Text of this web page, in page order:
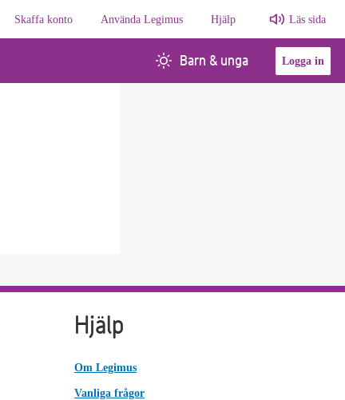
Skaffa konto Använda Legimus Hjälp Läs sida
Barn & unga Logga in
Hjälp
Om Legimus
Vanliga frågor